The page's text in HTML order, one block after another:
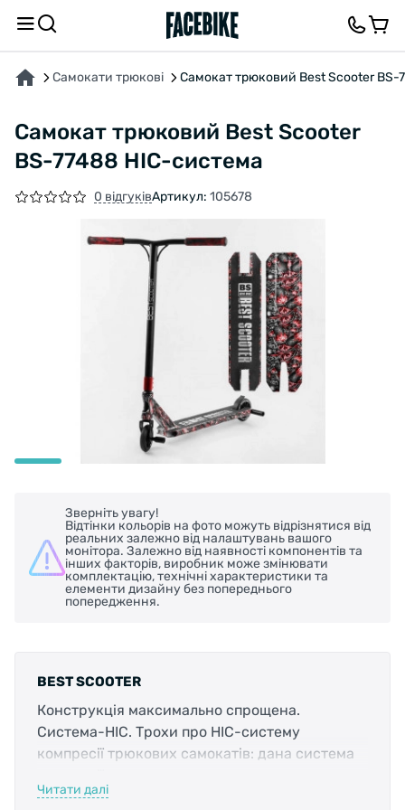
Самокати трюкові Самокат трюковий Best Scooter BS-
Самокат трюковий Best Scooter
BS-77488 HIC-система
0 відгуківАртикул: 105678
Зверніть увагу!
Відтінки кольорів на фото можуть відрізнятися від
реальних залежно від налаштувань вашого
монітора. Залежно від наявності компонентів та
інших факторів, виробник може змінювати
комплектацію, технічні характеристики та
елементи дизайну без попереднього
попередження.
BEST SCOOTER
Конструкція максимально спрощена.
Система-HIC. Трохи про HIC-систему
компресії трюкових самокатів: дана система
легкість та надійність. До її складу входить
Читати далі
ПРО ТОВАР ХАРАКТЕРИСТИКИВІДГУКИ ТА ЗАПИТАННЯ